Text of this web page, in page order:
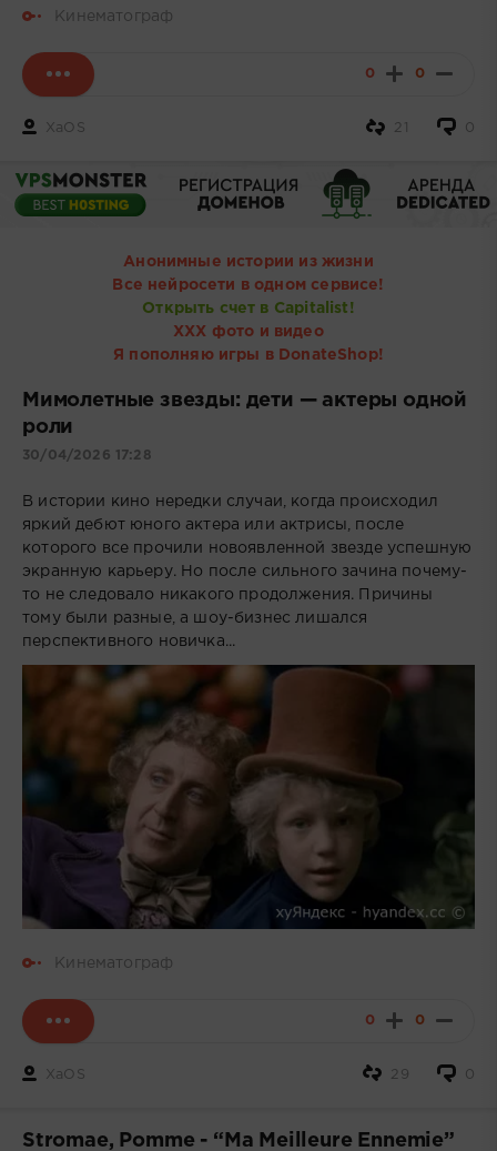
Кинематограф
0 0
XaOS 0
21
Анонимные истории из жизни
Все нейросети в одном сервисе!
Открыть счет в Capitalist!
ХХХ фото и видео
Я пополняю игры в DonateShop!
Мимолетные звезды: дети — актеры одной
роли
30/04/2026 17:28
В истории кино нередки случаи, когда происходил
яркий дебют юного актера или актрисы, после
которого все прочили новоявленной звезде успешную
экранную карьеру. Но после сильного зачина почему-
то не следовало никакого продолжения. Причины
тому были разные, а шоу-бизнес лишался
перспективного новичка...
Кинематограф
0 0
XaOS 0
29
Stromae, Pomme - “Ma Meilleure Ennemie”